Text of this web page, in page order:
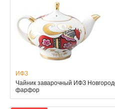
ИФЗ
Чайник заварочный ИФЗ
фарфор